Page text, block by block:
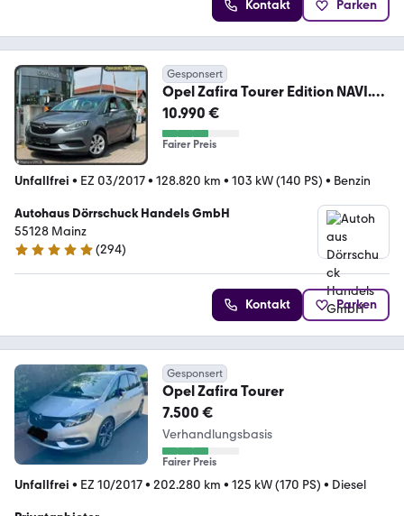
Kontakt Parken
Gesponsert
Opel Zafira Tourer Edition NAVI.
Kamera. PDC. Automat
10.990 €
Fairer Preis
Unfallfrei • EZ 03/2017• 128.820 km • 103 kW (140 PS) • Benzin
Autohaus Dörrschuck Handels GmbH
55128 Mainz
4.8 Sterne
(294)
Kontakt Parken
Gesponsert
Opel Zafira Tourer
7.500 €
Verhandlungsbasis
Fairer Preis
Unfallfrei • EZ 10/2017• 202.280 km • 125 kW (170 PS) • Diesel